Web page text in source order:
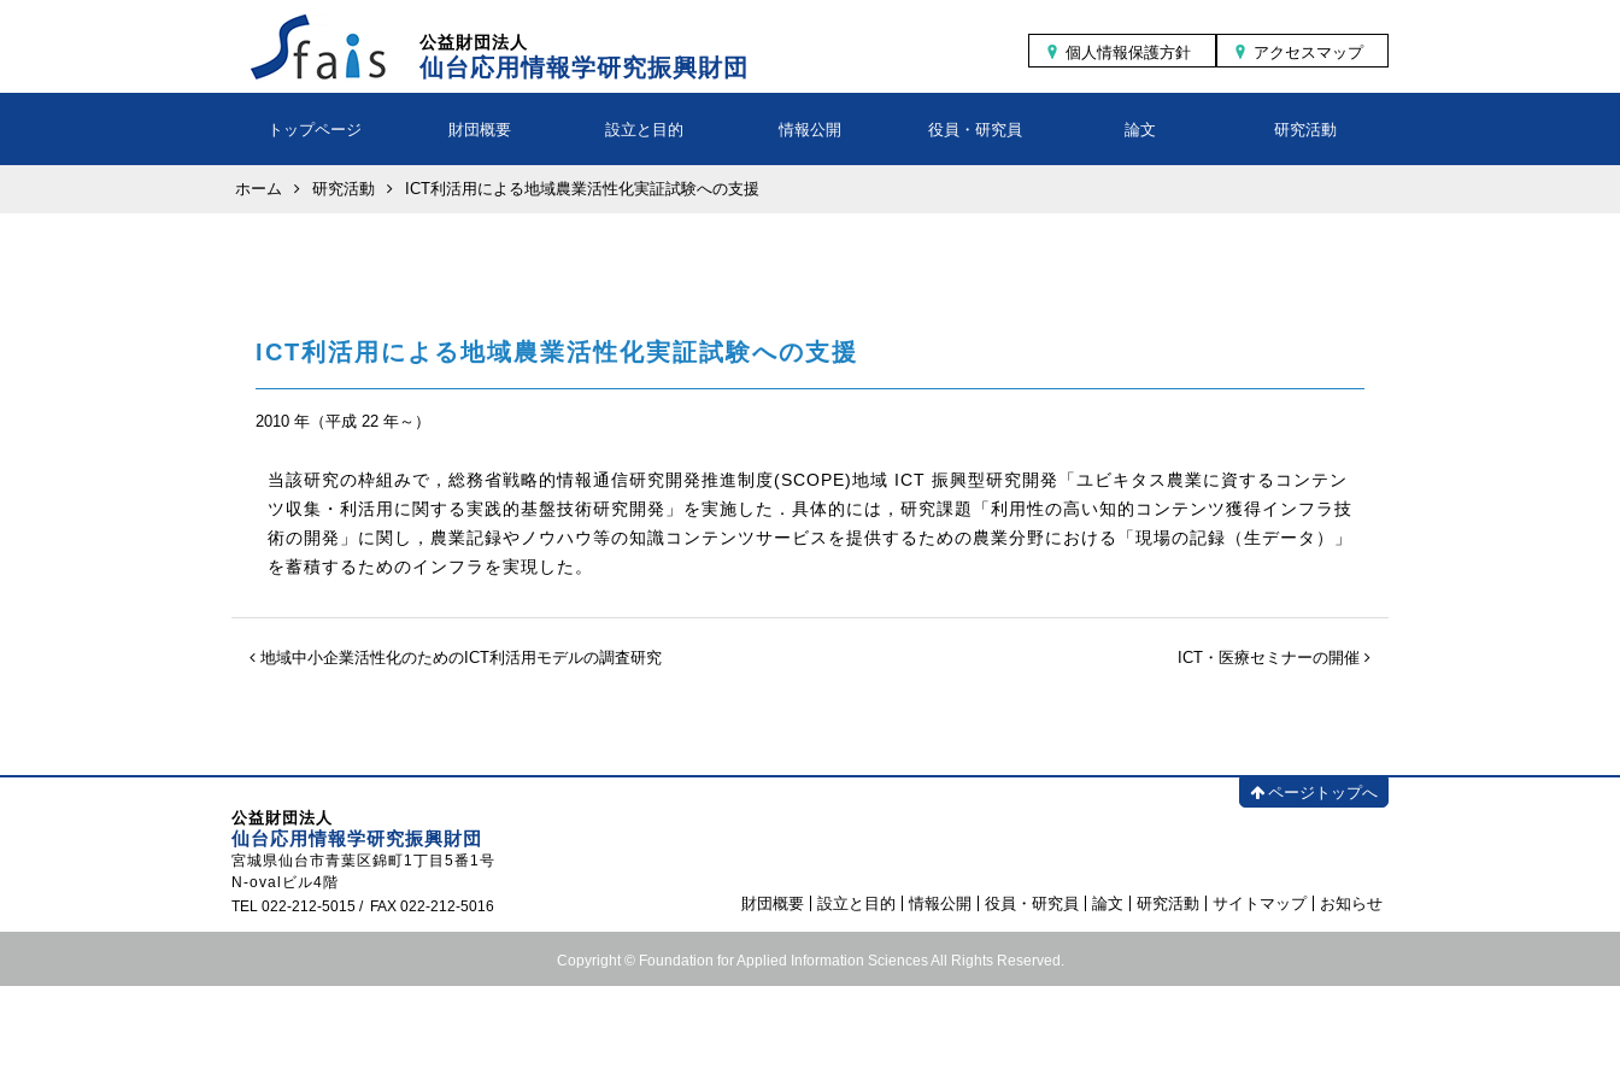
公益財団法人
仙台応用情報学研究振興財団
アクセスマップ
個人情報保護方針
トップページ 財団概要 設立と目的 情報公開 役員・研究員 論文 研究活動
ホーム 研究活動 ICT利活用による地域農業活性化実証試験への支援
ICT利活用による地域農業活性化実証試験への支援
2010 年（平成 22 年～）
当該研究の枠組みで，総務省戦略的情報通信研究開発推進制度(SCOPE)地域 ICT 振興型研究開発「ユビキタス農業に資するコンテン
ツ収集・利活用に関する実践的基盤技術研究開発」を実施した．具体的には，研究課題「利用性の高い知的コンテンツ獲得インフラ技
術の開発」に関し，農業記録やノウハウ等の知識コンテンツサービスを提供するための農業分野における「現場の記録（生データ）」
を蓄積するためのインフラを実現した。
地域中小企業活性化のためのICT利活用モデルの調査研究 ICT・医療セミナーの開催
ページトップへ
財団概要 設立と目的 情報公開 役員・研究員 論文 研究活動 サイトマップ お知らせ
公益財団法人
仙台応用情報学研究振興財団
宮城県仙台市青葉区錦町1丁目5番1号
N-ovalビル4階
TEL 022-212-5015 / FAX 022-212-5016
Copyright © Foundation for Applied Information Sciences All Rights Reserved.